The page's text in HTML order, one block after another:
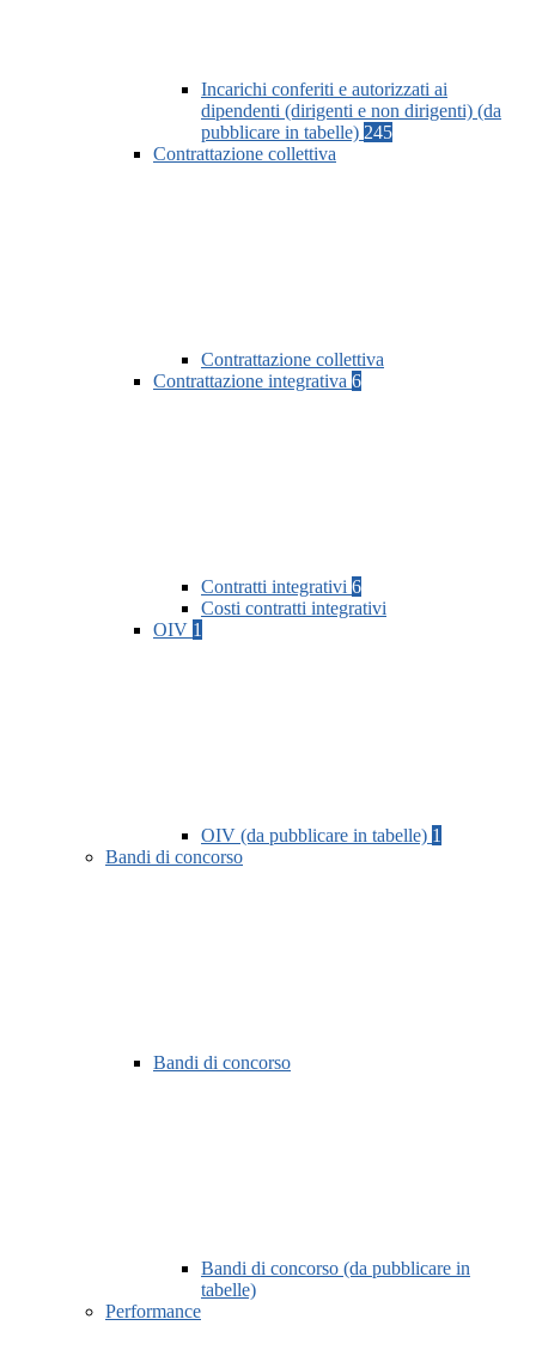
Incarichi conferiti e autorizzati ai
dipendenti (dirigenti e non dirigenti) (da
pubblicare in tabelle) 245
Contrattazione collettiva
Contrattazione collettiva
Contrattazione integrativa 6
Contratti integrativi 6
Costi contratti integrativi
OIV 1
OIV (da pubblicare in tabelle) 1
Bandi di concorso
Bandi di concorso
Bandi di concorso (da pubblicare in
tabelle)
Performance